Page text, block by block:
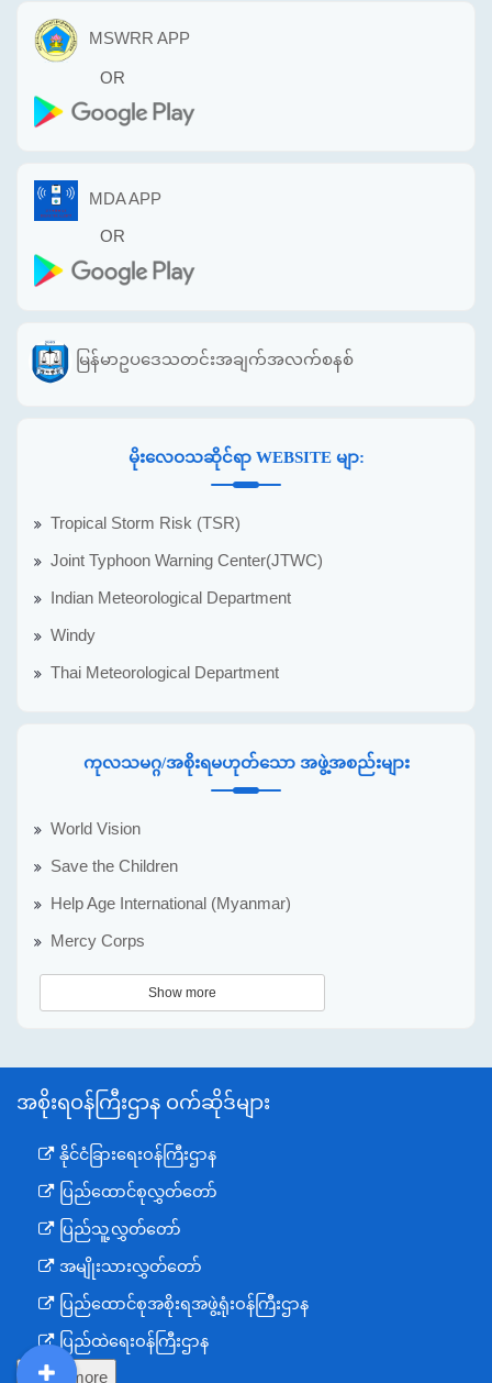
MSWRR APP
OR
MDA APP
OR
မြန်မာဥပဒေသတင်းအချက်အလက်စနစ်
မိုးလေဝသဆိုင်ရာ WEBSITE မျာ:
Tropical Storm Risk (TSR)
Joint Typhoon Warning Center(JTWC)
Indian Meteorological Department
Windy
Thai Meteorological Department
ကုလသမဂ္ဂ/အစိုးရမဟုတ်သော အဖွဲ့အစည်းများ
World Vision
Save the Children
Help Age International (Myanmar)
Mercy Corps
Show more
အစိုးရဝန်ကြီးဌာန ဝက်ဆိုဒ်များ
နိုင်ငံခြားရေးဝန်ကြီးဌာန
ပြည်ထောင်စုလွှတ်တော်
ပြည်သူ့လွှတ်တော်
အမျိုးသားလွှတ်တော်
ပြည်ထောင်စုအစိုးရအဖွဲ့ရုံးဝန်ကြီးဌာန
ပြည်ထဲရေးဝန်ကြီးဌာန
ကာကွယ်ရေးဝန်ကြီးဌာန
Show more